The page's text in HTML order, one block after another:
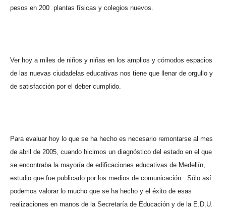
pesos en 200 plantas físicas y colegios nuevos.
Ver hoy a miles de niños y niñas en los amplios y cómodos espacios
de las nuevas ciudadelas educativas nos tiene que llenar de orgullo y
de satisfacción por el deber cumplido.
Para evaluar hoy lo que se ha hecho es necesario remontarse al mes
de abril de 2005, cuando hicimos un diagnóstico del estado en el que
se encontraba la mayoría de edificaciones educativas de Medellín,
estudio que fue publicado por los medios de comunicación. Sólo así
podemos valorar lo mucho que se ha hecho y el éxito de esas
realizaciones en manos de la Secretaría de Educación y de la E.D.U.